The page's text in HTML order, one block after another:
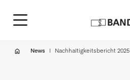
News Nachhaltigkeitsbericht 2025